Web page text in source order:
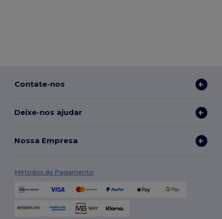
Contate-nos
Deixe-nos ajudar
Nossa Empresa
Métodos de Pagamento